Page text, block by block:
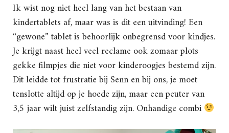
Ik wist nog niet heel lang van het bestaan van
kindertablets af, maar was is dit een uitvinding! Een
“gewone” tablet is behoorlijk onbegrensd voor kindjes.
Je krijgt naast heel veel reclame ook zomaar plots
gekke filmpjes die niet voor kinderoogjes bestemd zijn.
Dit leidde tot frustratie bij Senn en bij ons, je moet
tenslotte altijd op je hoede zijn, maar een peuter van
3,5 jaar wilt juist zelfstandig zijn. Onhandige combi